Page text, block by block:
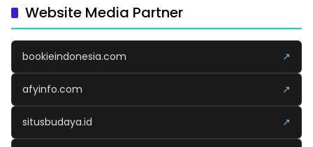
Website Media Partner
bookieindonesia.com ↗
afyinfo.com ↗
situsbudaya.id ↗